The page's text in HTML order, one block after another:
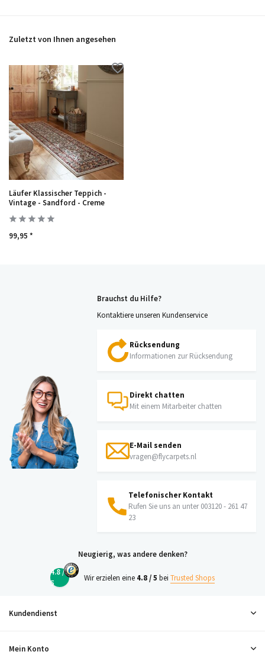
Zuletzt von Ihnen angesehen
Läufer Klassischer Teppich -
Vintage - Sandford - Creme
99,95 *
Brauchst du Hilfe?
Kontaktiere unseren Kundenservice
Rücksendung
Informationen zur Rücksendung
Direkt chatten
Mit einem Mitarbeiter chatten
E-Mail senden
vragen@flycarpets.nl
Telefonischer Kontakt
Rufen Sie uns an unter 003120 - 261 47
23
Neugierig, was andere denken?
4.8 /
5
Wir erzielen eine 4.8 / 5 bei Trusted Shops
Kundendienst
Mein Konto